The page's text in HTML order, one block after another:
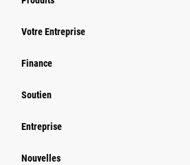
Votre Entreprise
Finance
Soutien
Entreprise
Nouvelles